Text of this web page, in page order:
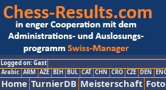
Logged on: Gast
Arabic ARM AZE BIH BUL CAT CHN CRO CZE DEN
Home TurnierDB Meisterschaft